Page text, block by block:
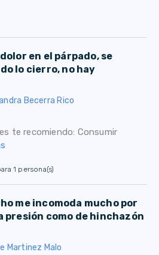
en el párpado, se
lo cierro, no hay
Becerra Rico
te recomiendo: Consumir
1 persona(s)
me incomoda mucho por
presión como de hinchazón
Martinez Malo